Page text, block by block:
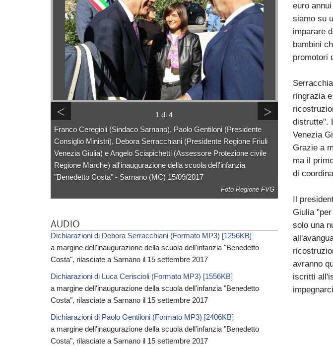
< 1 di 4 >
Franco Ceregioli (Sindaco Sarnano), Paolo Gentiloni (Presidente
Consiglio Ministri), Debora Serracchiani (Presidente Regione Friuli
Venezia Giulia) e Angelo Sciapichetti (Assessore Protezione civile
Regione Marche) all'inaugurazione della scuola dell'infanzia
"Benedetto Costa" - Sarnano (MC) 15/09/2017
Foto Regione FVG
AUDIO
Dichiarazioni di Debora Serracchiani (Formato MP3) [1256KB]
a margine dell'inaugurazione della scuola dell'infanzia "Benedetto
Costa", rilasciate a Sarnano il 15 settembre 2017
Dichiarazioni di Luca Ceriscioli (Formato MP3) [1556KB]
a margine dell'inaugurazione della scuola dell'infanzia "Benedetto
Costa", rilasciate a Sarnano il 15 settembre 2017
Dichiarazioni di Paolo Gentiloni (Formato MP3) [2406KB]
a margine dell'inaugurazione della scuola dell'infanzia "Benedetto
Costa", rilasciate a Sarnano il 15 settembre 2017
euro
siamo su
imparare
bambini
promotori
ringrazia
distrutte".
Venezia
Grazie a
ma il
di
Il
Giulia
solo una
avranno
iscritti